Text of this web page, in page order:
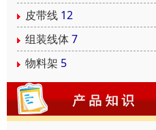
皮带线 12
组装线体7
物料架 5